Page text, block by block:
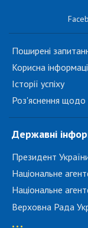
Поширені
Корисна
Історії успіху
Роз'яснення щодо
Державні
Президент
Національне
Національне
Верховна Рада
...